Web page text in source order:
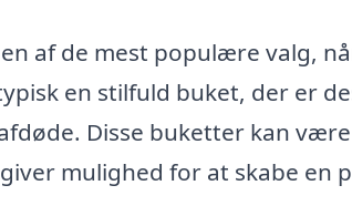
af de mest populære valg,
en stilfuld buket, der er
Disse buketter kan
mulighed for at skabe